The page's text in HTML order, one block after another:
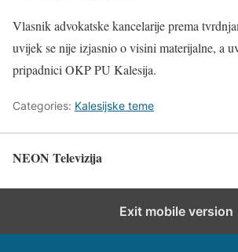
Vlasnik advokatske kancelarije prema
uvijek se nije izjasnio o visini materijalne, a
pripadnici OKP PU Kalesija.
Categories: Kalesijske teme
NEON Televizija
Exit mobile version